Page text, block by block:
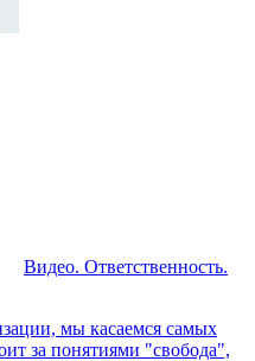
Видео. Ответственность.
мы касаемся самых
за понятиями "свобода",